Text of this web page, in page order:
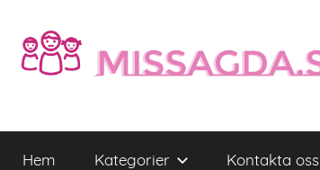
content
Missagda.se
–
Allt
Hem Kategorier Kontakta oss